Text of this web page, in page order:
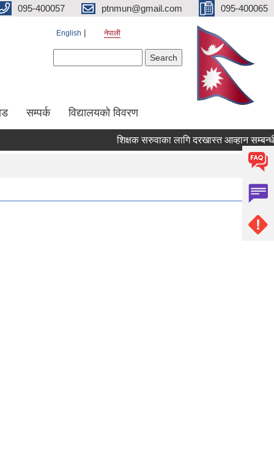
095-400057 ptnmun@gmail.com 095-400065
English नेपाली
सम्पर्क विद्यालयको विवरण
शिक्षक सरुवाका लागि दरखास्त आव्हान सम्बन्धी